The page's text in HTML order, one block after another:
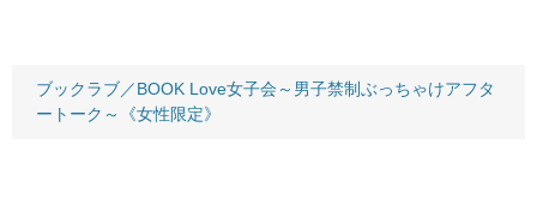
ブックラブ／BOOK Love女子会～男子禁制ぶっちゃけアフタ
ートーク～《女性限定》